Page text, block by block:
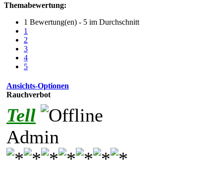
Themabewertung:
1 Bewertung(en) - 5 im Durchschnitt
1
2
3
4
5
Ansichts-Optionen
Rauchverbot
Tell
Admin